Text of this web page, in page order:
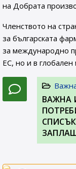
на Добрата
Членството на
за българската
за международно
ЕС, но и в
ВАЖНА